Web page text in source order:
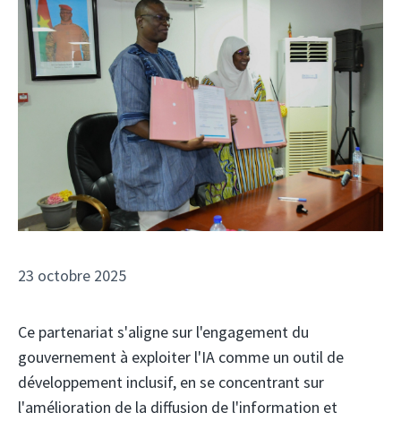
23 octobre 2025
Ce partenariat s'aligne sur l'engagement du
gouvernement à exploiter l'IA comme un outil de
développement inclusif, en se concentrant sur
l'amélioration de la diffusion de l'information et